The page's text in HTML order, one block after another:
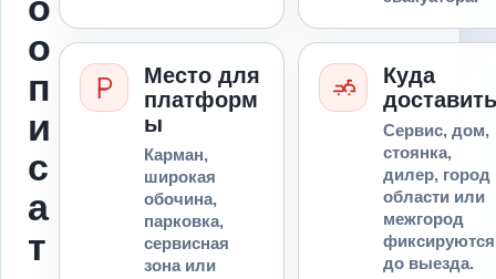
о
п
и
с
а
т
Место для
платформ
ы
Карман,
широкая
обочина,
парковка,
сервисная
зона или
Куда
доставить
Сервис, дом,
стоянка,
дилер, город
области или
межгород
фиксируются
до выезда.